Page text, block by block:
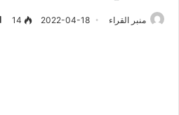
منبر القراء 2022-04-18
14